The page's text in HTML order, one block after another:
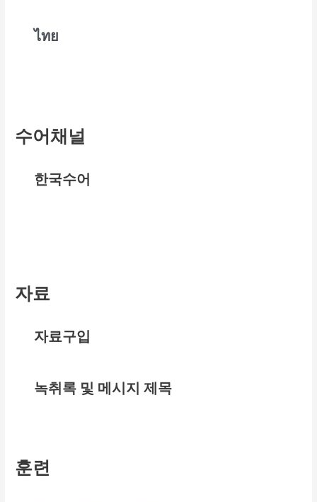
ไทย
수어채널
한국수어
자료
자료구입
녹취록 및 메시지 제목
훈련